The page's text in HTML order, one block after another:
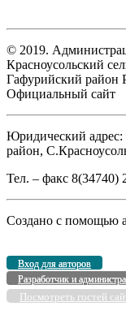
© 2019.
Красноусольский
Гафурийский район
Официальный сайт
Юридический
район,
Тел. – факс 8(34740)
Создано с помощью
Вход для авторов
Разработчик и
Посмотреть гостей